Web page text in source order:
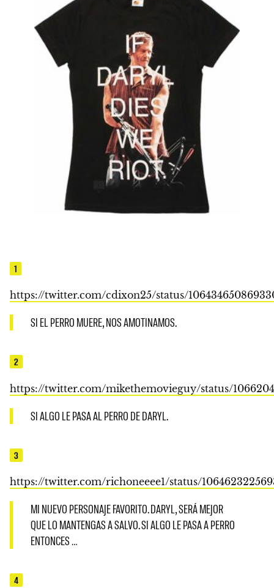
1
https://twitter.com/cdixon25/status/
SI EL PERRO MUERE, NOS AMOTINAMOS.
2
https://twitter.com/mikethemovieguy/status/
SI ALGO LE PASA AL PERRO DE DARYL.
3
https://twitter.com/richoneeee1/status/
MI NUEVO PERSONAJE FAVORITO. DARYL, SERÁ MEJOR
QUE LO MANTENGAS A SALVO. SI ALGO LE PASA A PERRO
ENTONCES …
4